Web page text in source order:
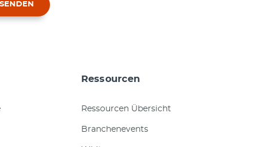
SENDEN
Ressourcen
Ressourcen Übersicht
Branchenevents